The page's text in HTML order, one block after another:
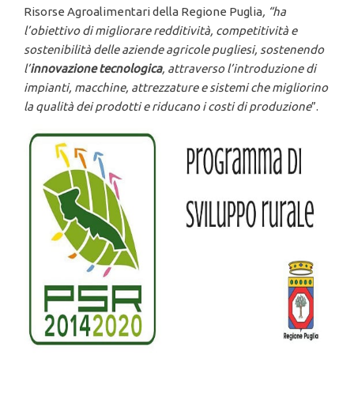
Risorse Agroalimentari della Regione Puglia, “ha
l’obiettivo di migliorare redditività, competitività e
sostenibilità delle aziende agricole pugliesi, sostenendo
l’innovazione tecnologica, attraverso l’introduzione di
impianti, macchine, attrezzature e sistemi che migliorino
la qualità dei prodotti e riducano i costi di produzione”.